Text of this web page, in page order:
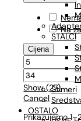
STALCI
Štimeri
OSTALO
Na
Cijena
Show(27)
Cancel
Prikazujemo